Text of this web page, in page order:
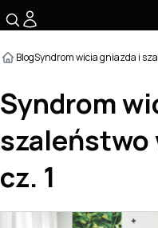
BlogSyndrom wicia gniazda i
Syndrom
szaleństwo
cz. 1